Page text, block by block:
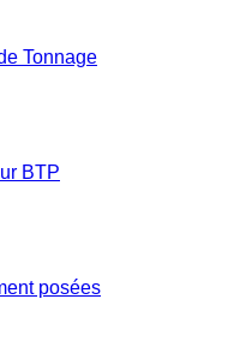
Tonnage
BTP
posées